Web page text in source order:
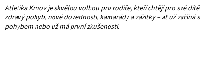
Atletika Krnov je skvělou volbou pro rodiče, kteří chtějí pro své dítě
zdravý pohyb, nové dovednosti, kamarády a zážitky – ať už začíná s
pohybem nebo už má první zkušenosti.